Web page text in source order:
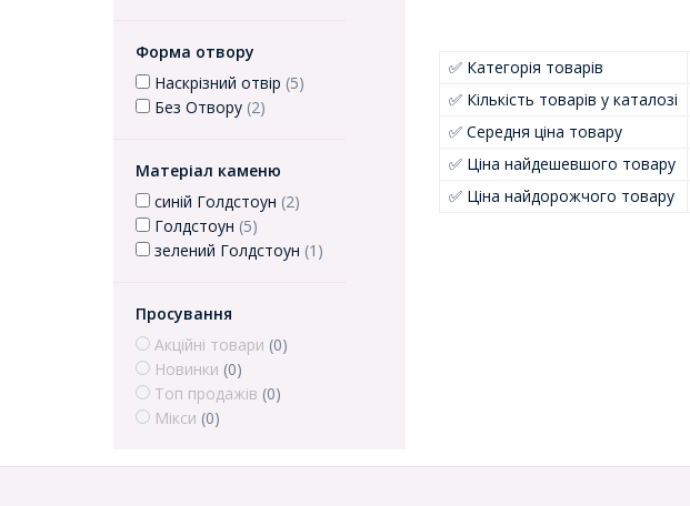
Форма отвору
Наскрізний отвір (5)
Без Отвору (2)
Матеріал каменю
синій Голдстоун (2)
Голдстоун (5)
зелений Голдстоун (1)
Просування
Акційні товари (0)
Новинки (0)
Топ продажів (0)
Мікси (0)
✅ Категорія товарів
✅ Кількість товарів у каталозі
✅ Середня ціна товару
✅ Ціна найдешевшого товару
✅ Ціна найдорожчого товару